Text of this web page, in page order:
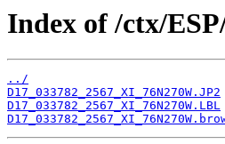
Index of /ctx/
../
D17_033782_2567_XI_76N270W.JP2
D17_033782_2567_XI_76N270W.LBL